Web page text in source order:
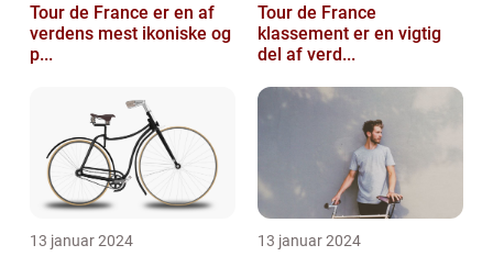
Tour de France er en af
verdens mest ikoniske og
p...
Tour de France
klassement er en vigtig
del af verd...
13 januar 2024 13 januar 2024